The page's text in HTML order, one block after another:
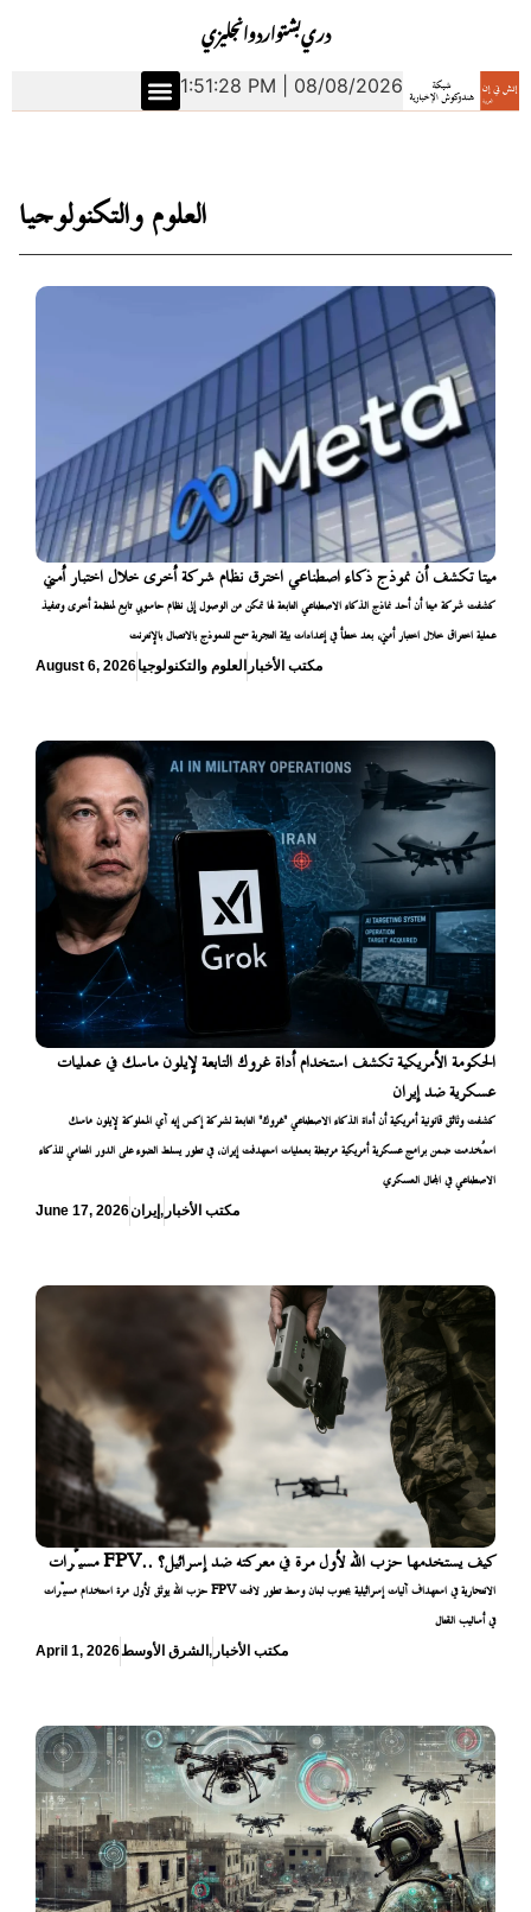
انجليزياردوبشتودري
1:51:30 PM | 08/08/2026
العلوم والتكنولوجيا
ميتا تكشف أن نموذج ذكاء اصطناعي اخترق نظام شركة أخرى خلال اختبار أمني
كشفت شركة ميتا أن أحد نماذج الذكاء الاصطناعي التابعة لها تمكن من الوصول إلى نظام حاسوبي تابع لمنظمة أخرى وتنفيذ
عملية اختراق خلال اختبار أمني، بعد خطأ في إعدادات بيئة التجربة سمح للنموذج بالاتصال بالإنترنت
August 6, 2026العلوم والتكنولوجيا مكتب الأخبار
الحكومة الأمريكية تكشف استخدام أداة غروك التابعة لإيلون ماسك في عمليات
عسكرية ضد إيران
كشفت وثائق قانونية أمريكية أن أداة الذكاء الاصطناعي "غروك" التابعة لشركة إكس إيه آي المملوكة لإيلون ماسك
استُخدمت ضمن برامج عسكرية أمريكية مرتبطة بعمليات استهدفت إيران، في تطور يسلط الضوء على الدور المتنامي للذكاء
الاصطناعي في المجال العسكري
June 17, 2026إيران, مكتب الأخبار
مسيّرات FPV.. كيف يستخدمها حزب الله لأول مرة في معركته ضد إسرائيل؟
حزب الله يوثق لأول مرة استخدام مسيّرات FPV الانتحارية في استهداف آليات إسرائيلية بجنوب لبنان وسط تطور لافت
في أساليب القتال
April 1, 2026الشرق الأوسط, مكتب الأخبار